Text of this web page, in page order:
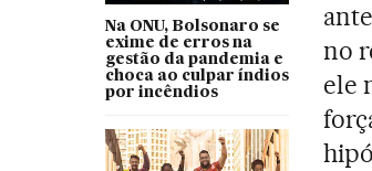
Na ONU, Bolsonaro se
exime de erros na
gestão da pandemia e
choca ao culpar índios
por incêndios
no
ele